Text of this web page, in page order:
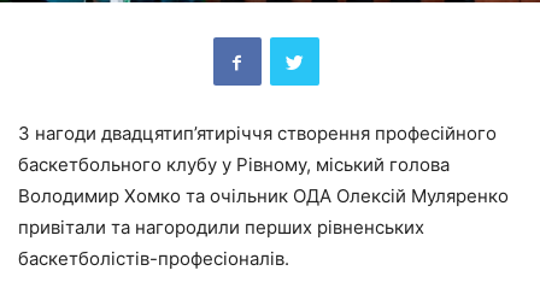
З нагоди двадцятип’ятиріччя створення професійного
баскетбольного клубу у Рівному, міський голова
Володимир Хомко та очільник ОДА Олексій Муляренко
привітали та нагородили перших рівненських
баскетболістів-професіоналів.